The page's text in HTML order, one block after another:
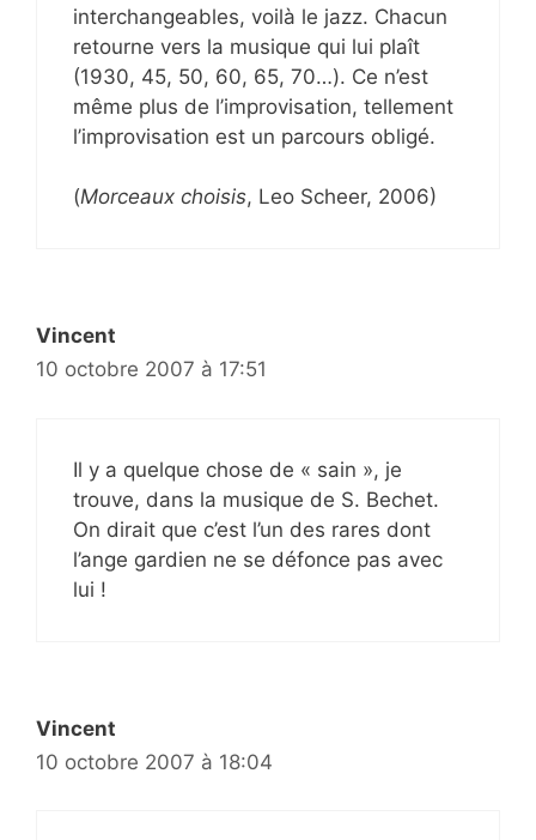
interchangeables, voilà le jazz. Chacun
retourne vers la musique qui lui plaît
(1930, 45, 50, 60, 65, 70…). Ce n’est
même plus de l’improvisation, tellement
l’improvisation est un parcours obligé.
(Morceaux choisis, Leo Scheer, 2006)
Vincent
10 octobre 2007 à 17:51
Il y a quelque chose de « sain », je
trouve, dans la musique de S. Bechet.
On dirait que c’est l’un des rares dont
l’ange gardien ne se défonce pas avec
lui !
Vincent
10 octobre 2007 à 18:04